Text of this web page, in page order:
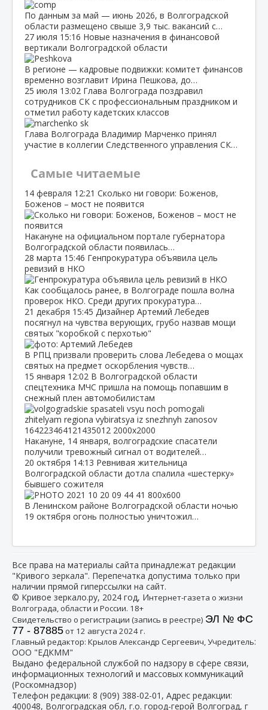
По данным за май — июнь 2026, в Волгоградской
области размещено свыше 3,9 тыс. вакансий с…
27 июля 15:16 Новые назначения в финансовой
вертикали Волгоградской области
В регионе — кадровые подвижки: комитет финансов
временно возглавит Ирина Пешкова, до…
25 июля 13:02 Глава Волгограда поздравил
сотрудников СК с профессиональным праздником и
отметил работу кадетских классов
Глава Волгограда Владимир Марченко принял
участие в коллегии Следственного управления СК…
Самые читаемые
14 февраля 12:21 Сколько ни говори: Боженов,
Боженов – мост не появится
Накануне на официальном портале губернатора
Волгоградской области появилась…
28 марта 15:46 Генпрокуратура объявила цель
ревизий в НКО
Как сообщалось ранее, в Волгограде пошла волна
проверок НКО. Среди других прокуратура…
21 декабря 15:45 Дизайнер Артемий Лебедев
посягнул на чувства верующих, грубо назвав мощи
святых "коробкой с перхотью"
В РПЦ призвали проверить слова Лебедева о мощах
святых на предмет оскорбления чувств…
15 января 12:02 В Волгоградской области
спецтехника МЧС пришла на помощь попавшим в
снежный плен автомобилистам
Накануне, 14 января, волгоградские спасатели
получили тревожный сигнал от водителей…
20 октября 14:13 Ревнивая жительница
Волгоградской области дотла спалила «шестерку»
бывшего сожителя
В Ленинском районе Волгоградской области ночью
19 октября огонь полностью уничтожил…
Все права на материалы сайта принадлежат редакции
"Кривого зеркала". Перепечатка допустима только при
наличии прямой гиперссылки на сайт.
© Кривое зеркало.ру, 2024 год, Интернет-газета о жизни
Волгограда, области и России. 18+
Свидетельство о регистрации (запись в реестре) ЭЛ № ФС
77 - 87885от 12 августа 2024 г.
Главный редактор: Крылов Александр Сергеевич, Учредитель:
ООО "ЕДКММ"
Выдано федеральной службой по надзору в сфере связи,
информационных технологий и массовых коммуникаций
(Роскомнадзор)
Телефон редакции: 8 (909) 388-02-01 , Адрес редакции:
400048, Волгоградская обл, г.о. город-герой Волгоград, г